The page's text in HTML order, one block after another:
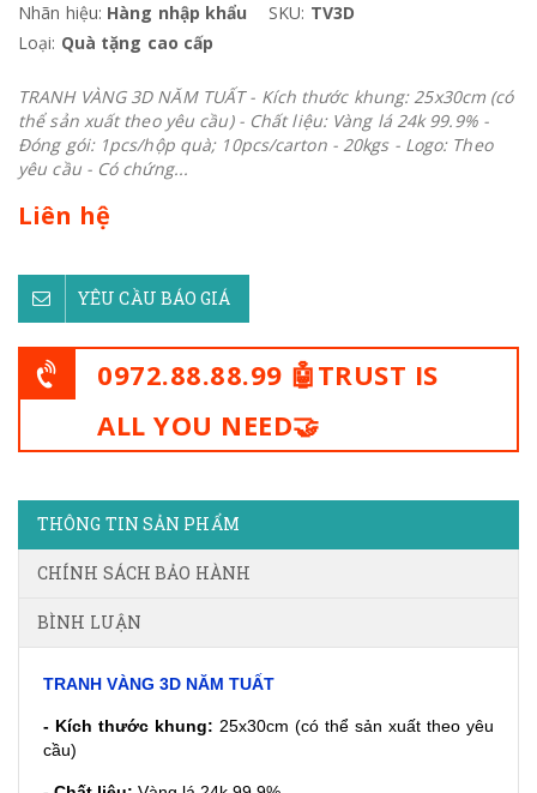
Nhãn hiệu: Hàng nhập khẩu SKU: TV3D
Loại: Quà tặng cao cấp
TRANH VÀNG 3D NĂM TUẤT - Kích thước khung: 25x30cm (có
thể sản xuất theo yêu cầu) - Chất liệu: Vàng lá 24k 99.9% -
Đóng gói: 1pcs/hộp quà; 10pcs/carton - 20kgs - Logo: Theo
yêu cầu - Có chứng...
Liên hệ
YÊU CẦU BÁO GIÁ
0972.88.88.99 🤖TRUST IS
ALL YOU NEED🤝
THÔNG TIN SẢN PHẨM
CHÍNH SÁCH BẢO HÀNH
BÌNH LUẬN
TRANH VÀNG 3D NĂM TUẤT
- Kích thước khung: 25x30cm (có thể sản xuất theo yêu
cầu)